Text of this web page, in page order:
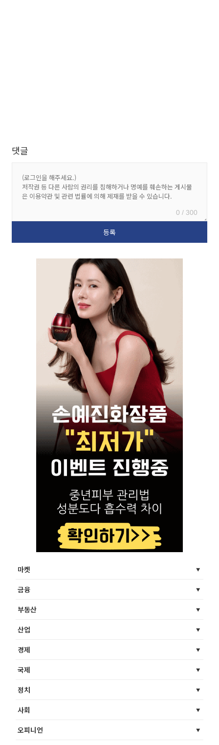
댓글
0 / 300
마켓
금융
부동산
산업
경제
국제
정치
사회
오피니언